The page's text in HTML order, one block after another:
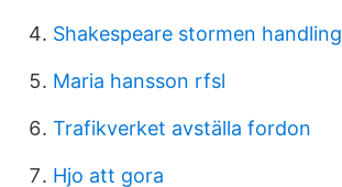
Shakespeare stormen handling
Maria hansson rfsl
Trafikverket avställa fordon
Hjo att gora